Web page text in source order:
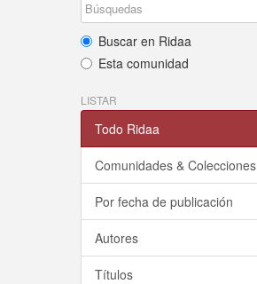
Buscar en Ridaa
Esta comunidad
LISTAR
Todo Ridaa
Comunidades & Colecciones
Por fecha de publicación
Autores
Títulos